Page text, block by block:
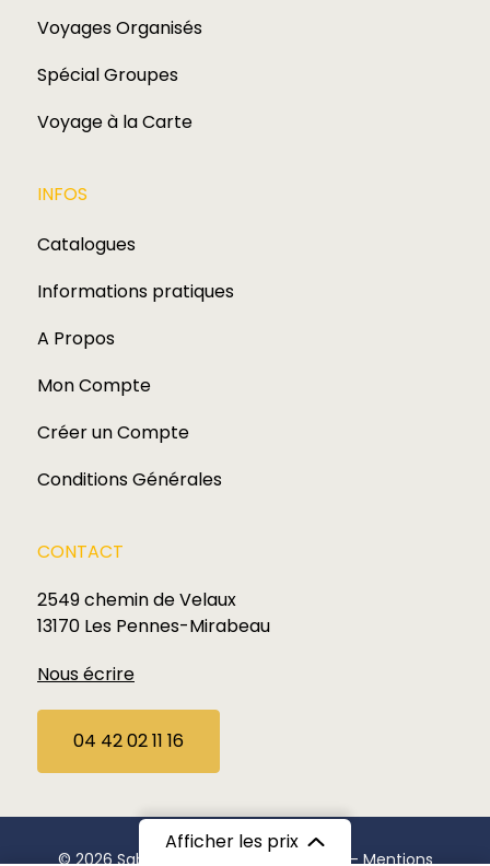
Afficher les prix
Voyages Organisés
Spécial Groupes
Voyage à la Carte
INFOS
Catalogues
Informations pratiques
A Propos
Mon Compte
Créer un Compte
Conditions Générales
CONTACT
2549 chemin de Velaux
13170 Les Pennes-Mirabeau
Nous écrire
04 42 02 11 16
© 2026 Sabardu. Tous droits réservés —Mentions